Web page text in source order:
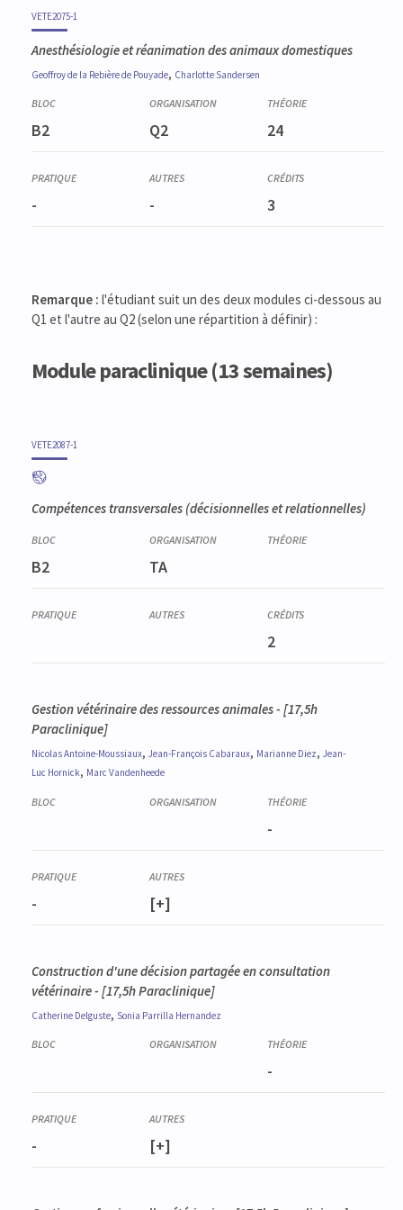
VETE2075-1
Anesthésiologie et réanimation des animaux domestiques
Geoffroyde la Rebière de Pouyade, Charlotte Sandersen
B2 Q2 24
- - 3
Remarque : l'étudiant suit un des deux modules ci-dessous au
Q1 et l'autre au Q2 (selon une répartition à définir) :
Module paraclinique (13 semaines)
VETE2087-1
Compétences transversales (décisionnelles et relationnelles)
B2 TA
2
Gestion vétérinaire des ressources animales - [17,5h
Paraclinique]
NicolasAntoine-Moussiaux, Jean-François Cabaraux, Marianne Diez, Jean-
Luc Hornick, Marc Vandenheede
-
- [+]
Construction d'une décision partagée en consultation
vétérinaire - [17,5h Paraclinique]
Catherine Delguste, Sonia Parrilla Hernandez
-
- [+]